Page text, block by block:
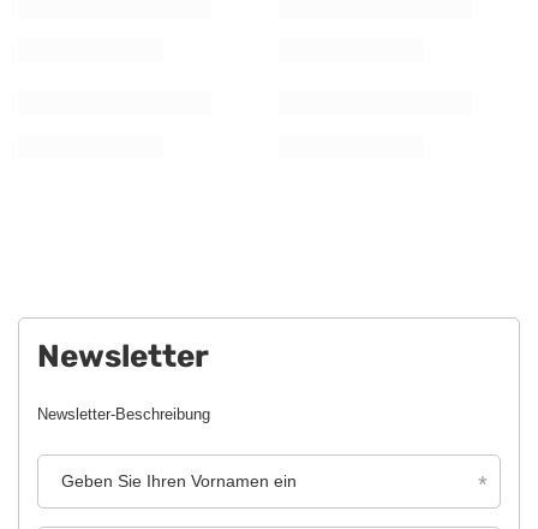
Newsletter
Newsletter-Beschreibung
Geben Sie Ihren Vornamen ein